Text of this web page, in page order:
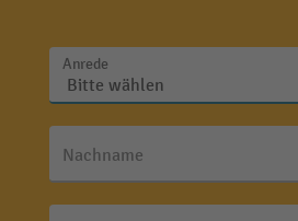
Anrede
Nachname